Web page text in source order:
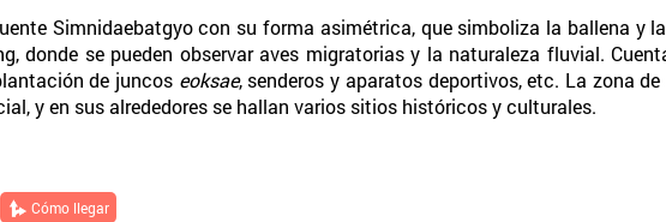
Simnidaebatgyo con su forma asimétrica, que simboliza la ballena y
donde se pueden observar aves migratorias y la naturaleza fluvial.
de juncos eoksae, senderos y aparatos deportivos, etc. La zona
y en sus alrededores se hallan varios sitios históricos y culturales.
Cómo llegar